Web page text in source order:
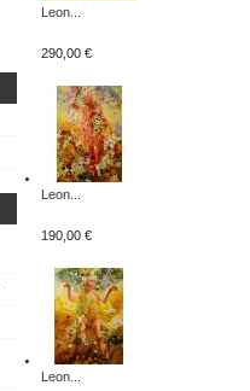
Leon...
290,00 €
Leon...
190,00 €
Leon...